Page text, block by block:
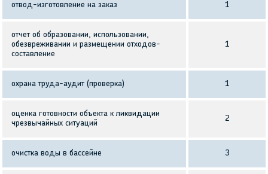
отвод-изготовление на заказ 1
отчет об образовании, использовании,
обезвреживании и размещении отходов-
составление
1
охрана труда-аудит (проверка) 1
оценка готовности объекта к ликвидации
чрезвычайных ситуаций
2
очистка воды в бассейне 3